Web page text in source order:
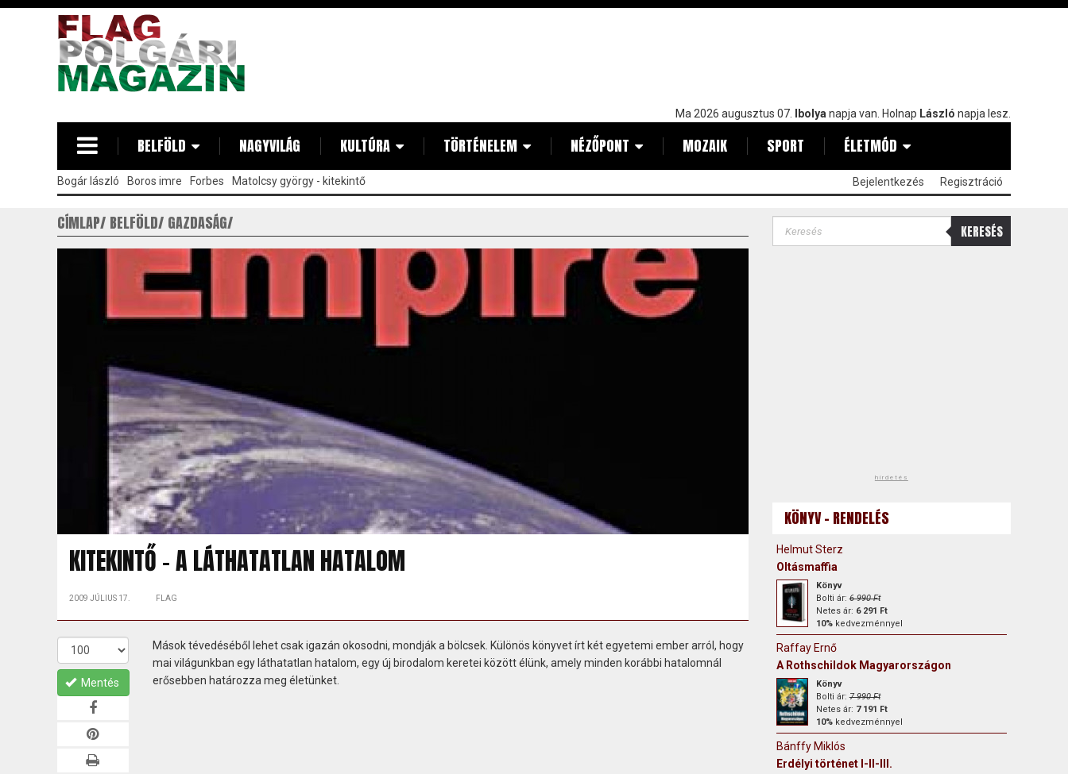
Ma 2026 augusztus 07. Ibolya napja van. Holnap László napja lesz.
BELFÖLD NAGYVILÁG KULTÚRA TÖRTÉNELEM NÉZŐPONT MOZAIK SPORT ÉLETMÓD
Bogár lászló Boros imre Forbes Matolcsy györgy - kitekintő Bejelentkezés Regisztráció
CÍMLAP BELFÖLD GAZDASÁG
KITEKINTŐ - A LÁTHATATLAN HATALOM
2009 JÚLIUS 17. FLAG
Mentés
Mások tévedéséből lehet csak igazán okosodni, mondják a bölcsek. Különös könyvet írt két egyetemi ember arról, hogy
mai világunkban egy láthatatlan hatalom, egy új birodalom keretei között élünk, amely minden korábbi hatalomnál
erősebben határozza meg életünket.
KERESÉS
hirdetés
KÖNYV - RENDELÉS
Helmut Sterz
Oltásmaffia
Könyv
Bolti ár:6 990 Ft
Netes ár: 6 291 Ft
10%kedvezménnyel
Raffay Ernő
A Rothschildok Magyarországon
Könyv
Bolti ár:7 990 Ft
Netes ár: 7 191 Ft
10%kedvezménnyel
Bánffy Miklós
Erdélyi történet I-II-III.